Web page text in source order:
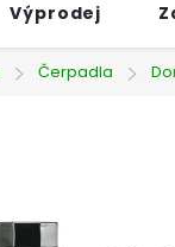
Výprodej
Čerpadla